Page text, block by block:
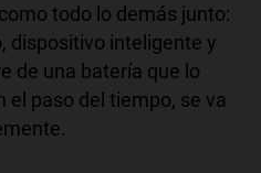
todo lo demás junto:
dispositivo inteligente y
de una batería que lo
el paso del tiempo, se va